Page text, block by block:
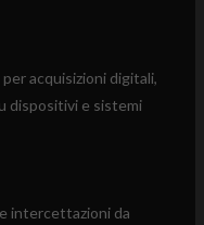
acquisizioni digitali,
dispositivi e sistemi
intercettazioni da